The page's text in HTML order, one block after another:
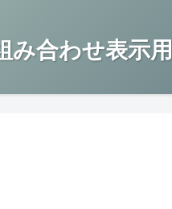
み合わせ表示